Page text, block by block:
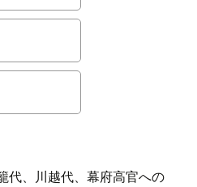
代、川越代、幕府高官への